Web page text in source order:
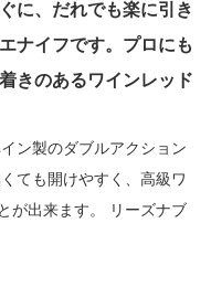
に、だれでも楽に引き
ナイフです。プロにも
きのあるワインレッド
ン製のダブルアクション
ても開けやすく、高級ワ
が出来ます。 リーズナブ